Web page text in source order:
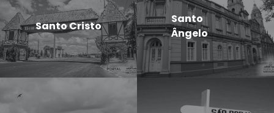
Santo Cristo
Santo
Ângelo